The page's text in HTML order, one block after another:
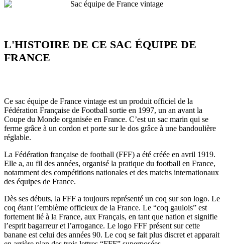
L'HISTOIRE DE CE SAC ÉQUIPE DE
FRANCE
Ce sac équipe de France vintage est un produit officiel de la
Fédération Française de Football sortie en 1997, un an avant la
Coupe du Monde organisée en France. C’est un sac marin qui se
ferme grâce à un cordon et porte sur le dos grâce à une bandoulière
réglable.
La Fédération française de football (FFF) a été créée en avril 1919.
Elle a, au fil des années, organisé la pratique du football en France,
notamment des compétitions nationales et des matchs internationaux
des équipes de France.
Dès ses débuts, la FFF a toujours représenté un coq sur son logo. Le
coq étant l’emblème officieux de la France. Le “coq gaulois” est
fortement lié à la France, aux Français, en tant que nation et signifie
l’esprit bagarreur et l’arrogance. Le logo FFF présent sur cette
banane est celui des années 90. Le coq se fait plus discret et apparait